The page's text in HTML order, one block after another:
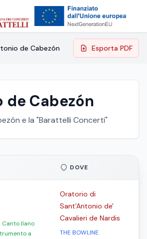
de Cabezón Esporta PDF
Cabezón
e la "Barattelli Concerti"
DOVE
Canto llano
a
Oratorio di
Sant'Antonio de'
Cavalieri de Nardis
THE BOWLINE